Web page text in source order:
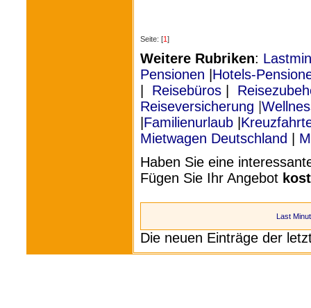
Seite: [1]
Weitere Rubriken:
Pensionen Hotels-
Reisebüros
Reiseversicherung
Familienurlaub
Mietwagen Deutschland
Haben Sie eine
Fügen Sie Ihr Angebot
Last
Die neuen Einträge der